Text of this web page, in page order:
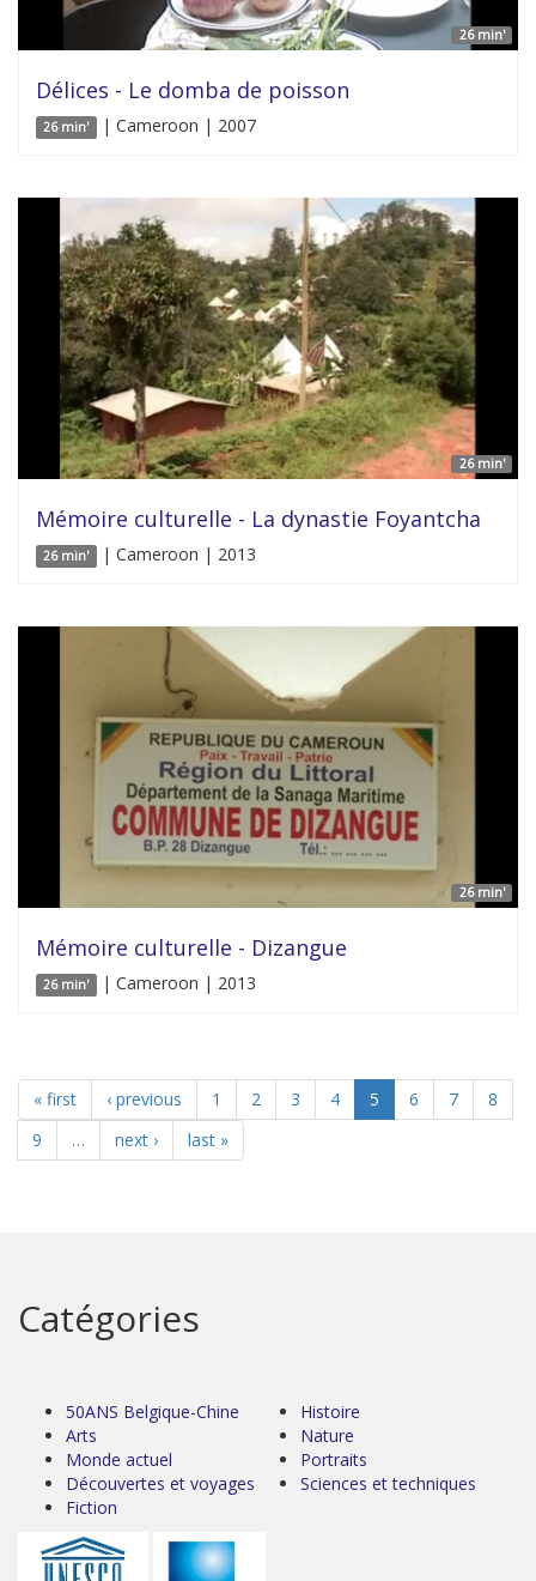
26 min'
Délices - Le domba de poisson
26 min' | Cameroon | 2007
26 min'
Mémoire culturelle - La dynastie Foyantcha
26 min' | Cameroon | 2013
26 min'
Mémoire culturelle - Dizangue
26 min' | Cameroon | 2013
« first ‹ previous 1 2 3 4 5 6 7
8
9
… next › last »
Catégories
50ANS Belgique-Chine
Arts
Monde actuel
Découvertes et voyages
Fiction
Histoire
Nature
Portraits
Sciences et techniques